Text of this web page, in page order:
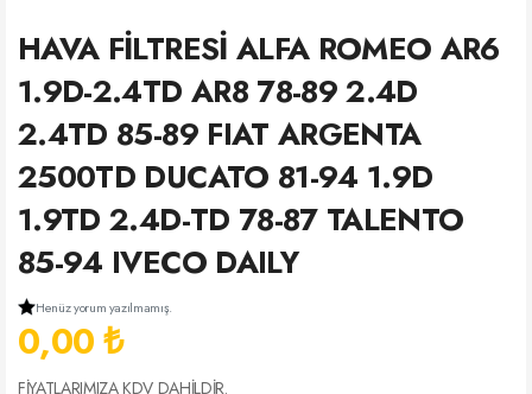
HAVA FİLTRESİ ALFA ROMEO AR6
1.9D-2.4TD AR8 78-89 2.4D
2.4TD 85-89 FIAT ARGENTA
2500TD DUCATO 81-94 1.9D
1.9TD 2.4D-TD 78-87 TALENTO
85-94 IVECO DAILY
Henüz yorum yazılmamış.
0,00 ₺
FİYATLARIMIZA KDV DAHİLDİR.